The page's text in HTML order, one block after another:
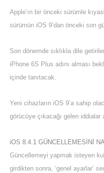
Apple’ın bir önceki sürümle
sürümün iOS 9’dan önceki son
Son dönemde sıklıkla dile
iPhone 6S Plus adını alması
içinde tanıtacak.
Yeni cihazların iOS 9’a sahip
görücüye çıkacağı gelen iddialar
iOS 8.4.1 GÜNCELLEMESİNİ
Güncellemeyi yapmak isteyen
girdikten sonra, ‘genel ayarlar’